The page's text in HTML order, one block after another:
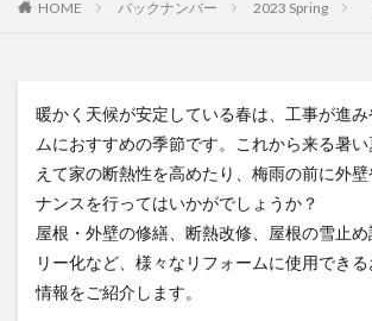
HOME バックナンバー 2023 Spring
暖かく天候が安定している春は、工事が進
ムにおすすめの季節です。これから来る暑
えて家の断熱性を高めたり、梅雨の前に外
ナンスを行ってはいかがでしょうか？
屋根・外壁の修繕、断熱改修、屋根の雪止
リー化など、様々なリフォームに使用でき
情報をご紹介します。